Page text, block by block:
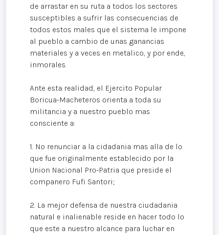
de arrastar en su ruta a todos los sectores
susceptibles a sufrir las consecuencias de
todos estos males que el sistema le impone
al pueblo a cambio de unas ganancias
materiales y a veces en metalico, y por ende,
inmorales.
Ante esta realidad, el Ejercito Popular
Boricua-Macheteros orienta a toda su
militancia y a nuestro pueblo mas
consciente a:
1. No renunciar a la cidadania mas alla de lo
que fue originalmente establecido por la
Union Nacional Pro-Patria que preside el
companero Fufi Santori;
2. La mejor defensa de nuestra ciudadania
natural e inalienable reside en hacer todo lo
que este a nuestro alcance para luchar en